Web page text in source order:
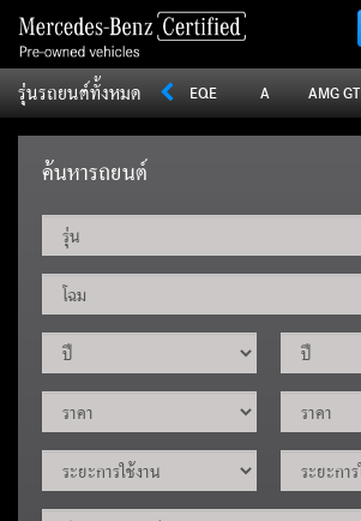
รุ่นรถยนต์ทั้งหมด
Sprinter V Vito EQE A AMG GT
ค้นหารถยนต์